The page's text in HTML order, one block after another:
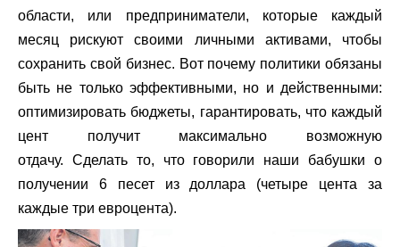
области, или предприниматели, которые каждый
месяц рискуют своими личными активами, чтобы
сохранить свой бизнес. Вот почему политики обязаны
быть не только эффективными, но и действенными:
оптимизировать бюджеты, гарантировать, что каждый
цент получит максимально возможную
отдачу. Сделать то, что говорили наши бабушки о
получении 6 песет из доллара (четыре цента за
каждые три евроцента).